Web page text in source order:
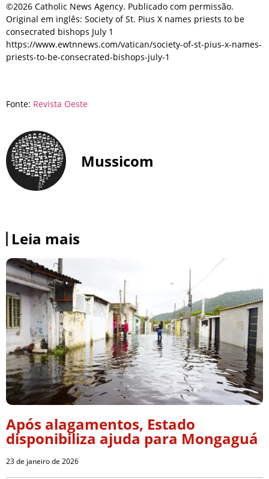
©2026 Catholic News Agency. Publicado com permissão.
Original em inglês: Society of St. Pius X names priests to be
consecrated bishops July 1
https://www.ewtnnews.com/vatican/society-of-st-pius-x-names-
priests-to-be-consecrated-bishops-july-1
Fonte: Revista Oeste
Mussicom
Leia mais
Após alagamentos, Estado
disponibiliza ajuda para Mongaguá
23 de janeiro de 2026